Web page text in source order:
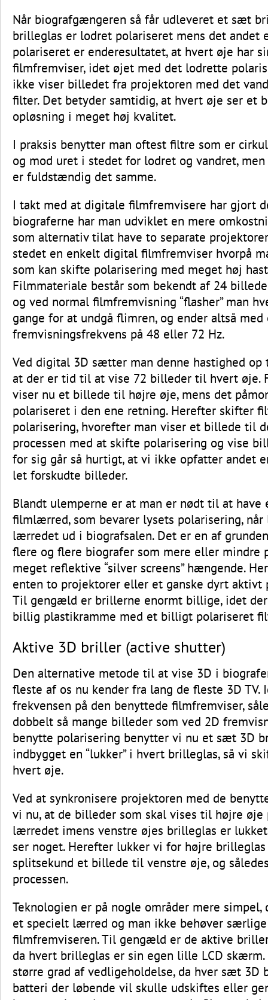
Når biografgængeren så får udleveret et sæt
brilleglas er lodret polariseret mens det andet
polariseret er enderesultatet, at hvert øje har
filmfremviser, idet øjet med det lodrette
ikke viser billedet fra projektoren med det
filter. Det betyder samtidig, at hvert øje ser et
opløsning i meget høj kvalitet.
I praksis benytter man oftest filtre som er
og mod uret i stedet for lodret og vandret,
er fuldstændig det samme.
I takt med at digitale filmfremvisere har gjort
biograferne har man udviklet en mere
som alternativ tilat have to separate
stedet en enkelt digital filmfremviser hvorpå
som kan skifte polarisering med meget høj
Filmmateriale består som bekendt af 24
og ved normal filmfremvisning “flasher” man
gange for at undgå flimren, og ender altså med
fremvisningsfrekvens på 48 eller 72 Hz.
Ved digital 3D sætter man denne hastighed op
at der er tid til at vise 72 billeder til hvert øje.
viser nu et billede til højre øje, mens det
polariseret i den ene retning. Herefter skifter
polarisering, hvorefter man viser et billede til
processen med at skifte polarisering og vise
for sig går så hurtigt, at vi ikke opfatter andet
let forskudte billeder.
Blandt ulemperne er at man er nødt til at
filmlærred, som bevarer lysets polarisering,
lærredet ud i biografsalen. Det er en af
flere og flere biografer som mere eller mindre
meget reflektive “silver screens” hængende.
enten to projektorer eller et ganske dyrt aktivt
Til gengæld er brillerne enormt billige, idet
billig plastikramme med et billigt polariseret
Aktive 3D briller (active shutter)
Den alternative metode til at vise 3D i
fleste af os nu kender fra lang de fleste 3D
frekvensen på den benyttede filmfremviser,
dobbelt så mange billeder som ved 2D
benytte polarisering benytter vi nu et sæt 3D
indbygget en “lukker” i hvert brilleglas, så vi
hvert øje.
Ved at synkronisere projektoren med de
vi nu, at de billeder som skal vises til højre øje
lærredet imens venstre øjes brilleglas er
ser noget. Herefter lukker vi for højre
splitsekund et billede til venstre øje, og
processen.
Teknologien er på nogle områder mere
et specielt lærred og man ikke behøver
filmfremviseren. Til gengæld er de aktive
da hvert brilleglas er sin egen lille LCD skærm.
større grad af vedligeholdelse, da hver sæt 3D
batteri der løbende vil skulle udskiftes eller